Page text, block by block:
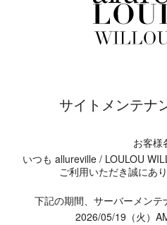
サイトメンテナ
お客様
いつも allureville / LOULOU
ご利用いただき誠にあ
下記の期間、サーバーメンテ
2026/05/19（火）